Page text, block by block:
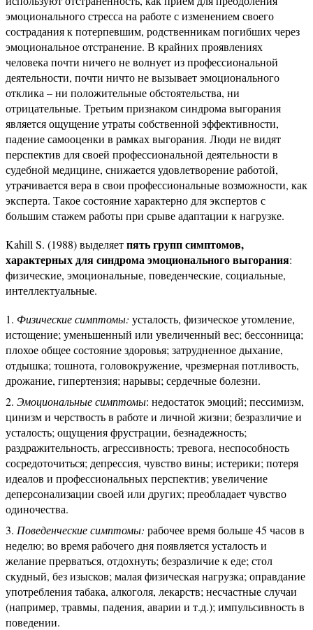
эмоционального стресса на работе с изменением своего
сострадания к потерпевшим, родственникам погибших через
эмоциональное отстранение. В крайних проявлениях
человека почти ничего не волнует из профессиональной
деятельности, почти ничто не вызывает эмоционального
отклика – ни положительные обстоятельства, ни
отрицательные. Третьим признаком синдрома выгорания
является ощущение утраты собственной эффективности,
падение самооценки в рамках выгорания. Люди не видят
перспектив для своей профессиональной деятельности в
судебной медицине, снижается удовлетворение работой,
утрачивается вера в свои профессиональные возможности, как
эксперта. Такое состояние характерно для экспертов с
большим стажем работы при срыве адаптации к нагрузке.
Kahill S. (1988) выделяетпять групп симптомов,
характерных для синдрома эмоционального выгорания:
физические, эмоциональные, поведенческие, социальные,
интеллектуальные.
Физические симптомы: усталость, физическое утомление,
истощение; уменьшенный или увеличенный вес; бессонница;
плохое общее состояние здоровья; затрудненное дыхание,
отдышка; тошнота, головокружение, чрезмерная потливость,
дрожание, гипертензия; нарывы; сердечные болезни.
Эмоциональные симптомы: недостаток эмоций; пессимизм,
цинизм и черствость в работе и личной жизни; безразличие и
усталость; ощущения фрустрации, безнадежность;
раздражительность, агрессивность; тревога, неспособность
сосредоточиться; депрессия, чувство вины; истерики; потеря
идеалов и профессиональных перспектив; увеличение
деперсонализации своей или других; преобладает чувство
одиночества.
Поведенческие симптомы: рабочее время больше 45 часов в
неделю; во время рабочего дня появляется усталость и
желание прерваться, отдохнуть; безразличие к еде; стол
скудный, без изысков; малая физическая нагрузка; оправдание
употребления табака, алкоголя, лекарств; несчастные случаи
(например, травмы, падения, аварии и т.д.); импульсивность в
поведении.